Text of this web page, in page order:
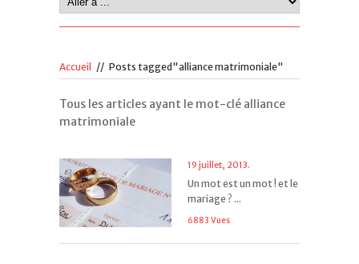
Accueil // Posts tagged"alliance matrimoniale"
Tous les articles ayant le mot-clé alliance
matrimoniale
19 juillet, 2013.
Un mot est un mot ! et le
mariage ? ...
6883 Vues